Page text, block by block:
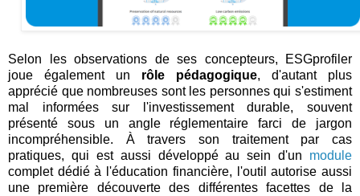
Selon les observations de ses concepteurs, ESGprofiler
joue également un rôle pédagogique, d'autant plus
apprécié que nombreuses sont les personnes qui s'estiment
mal informées sur l'investissement durable, souvent
présenté sous un angle réglementaire farci de jargon
incompréhensible. À travers son traitement par cas
pratiques, qui est aussi développé au sein d'un module
complet dédié à l'éducation financière, l'outil autorise aussi
une première découverte des différentes facettes de la